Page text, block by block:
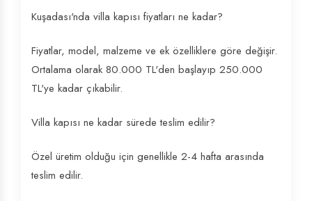
Kuşadası'nda villa kapısı fiyatları ne kadar?
Fiyatlar, model, malzeme ve ek özelliklere göre değişir.
Ortalama olarak 80.000 TL'den başlayıp 250.000
TL'ye kadar çıkabilir.
Villa kapısı ne kadar sürede teslim edilir?
Özel üretim olduğu için genellikle 2-4 hafta arasında
teslim edilir.